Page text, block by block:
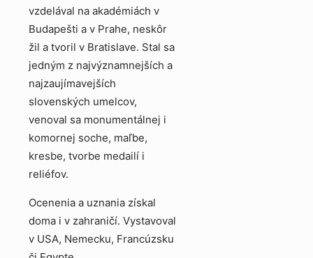
vzdelával na akadémiách v
Budapešti a v Prahe, neskôr
žil a tvoril v Bratislave. Stal sa
jedným z najvýznamnejších a
najzaujímavejších
slovenských umelcov,
venoval sa monumentálnej i
komornej soche, maľbe,
kresbe, tvorbe medailí i
reliéfov.
Ocenenia a uznania získal
doma i v zahraničí. Vystavoval
v USA, Nemecku, Francúzsku